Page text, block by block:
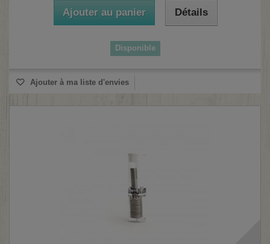
Ajouter au panier Détails
Disponible
Ajouter à ma liste d'envies